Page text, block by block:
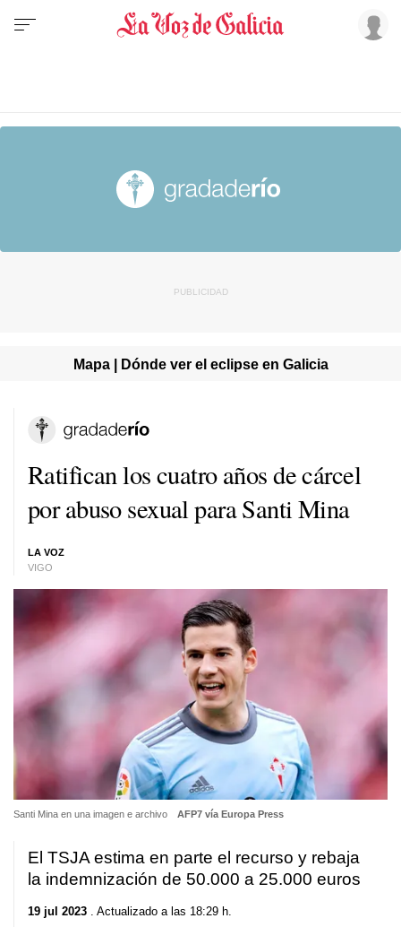
Mapa | Dónde ver el eclipse en Galicia
Ratifican los cuatro años de cárcel
por abuso sexual para Santi Mina
LA VOZ
VIGO
Santi Mina en una imagen e archivo AFP7 vía Europa Press
El TSJA estima en parte el recurso y rebaja
la indemnización de 50.000 a 25.000 euros
19 jul 2023 . Actualizado a las 18:29 h.